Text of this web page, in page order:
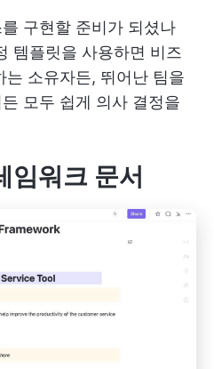
구현할 준비가 되셨나
템플릿을 사용하면 비즈
는 소유자든, 뛰어난 팀을
모두 쉽게 의사 결정을
임워크 문서